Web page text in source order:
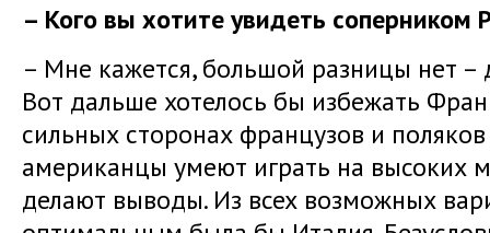
– Кого вы хотите увидеть соперником
– Мне кажется, большой разницы нет –
Вот дальше хотелось бы избежать
сильных сторонах французов и
американцы умеют играть на высоких
делают выводы. Из всех возможных